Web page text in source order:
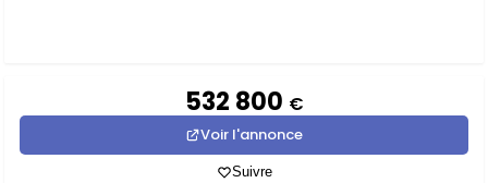
532 800 €
Voir l'annonce
Suivre